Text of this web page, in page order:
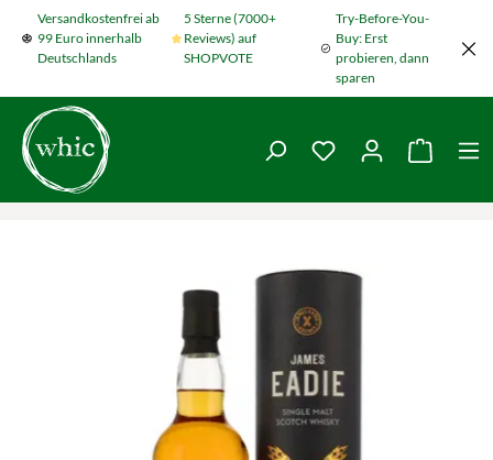
Zum Hauptinhalt springen
Versandkostenfrei ab
99 Euro innerhalb
Deutschlands
5 Sterne (7000+
Reviews) auf
SHOPVOTE
Try-Before-You-
Buy: Erst
probieren, dann
sparen
Du hast 0